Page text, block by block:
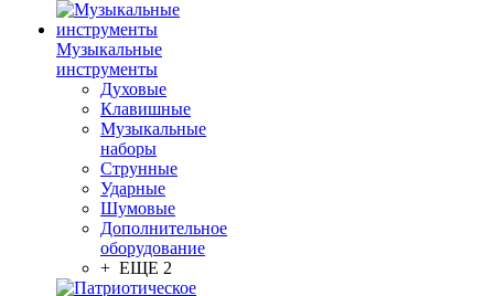
Музыкальные
инструменты
Духовые
Клавишные
Музыкальные
наборы
Струнные
Ударные
Шумовые
Дополнительное
оборудование
+ ЕЩЕ 2